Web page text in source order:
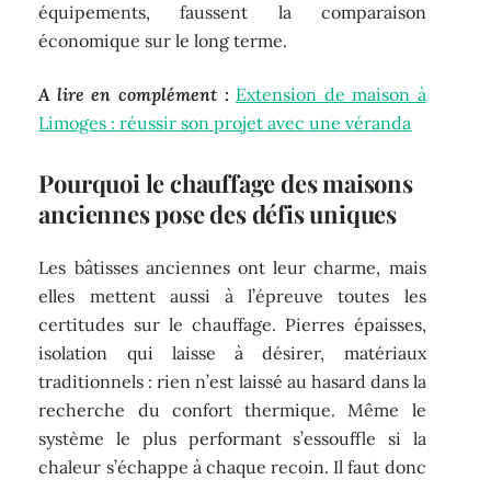
équipements, faussent la comparaison
économique sur le long terme.
A lire en complément : Extension de maison à
Limoges : réussir son projet avec une véranda
Pourquoi le chauffage des maisons
anciennes pose des défis uniques
Les bâtisses anciennes ont leur charme, mais
elles mettent aussi à l’épreuve toutes les
certitudes sur le chauffage. Pierres épaisses,
isolation qui laisse à désirer, matériaux
traditionnels : rien n’est laissé au hasard dans la
recherche du confort thermique. Même le
système le plus performant s’essouffle si la
chaleur s’échappe à chaque recoin. Il faut donc